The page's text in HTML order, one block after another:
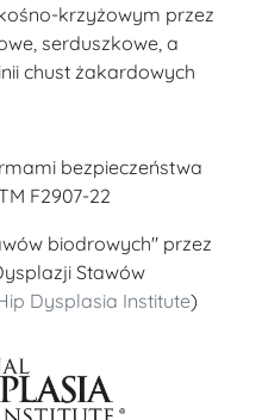
krzyżowym przez
serduszkowe, a
chust żakardowych
bezpieczeństwa
F2907-22
biodrowych" przez
Stawów
Dysplasia Institute)